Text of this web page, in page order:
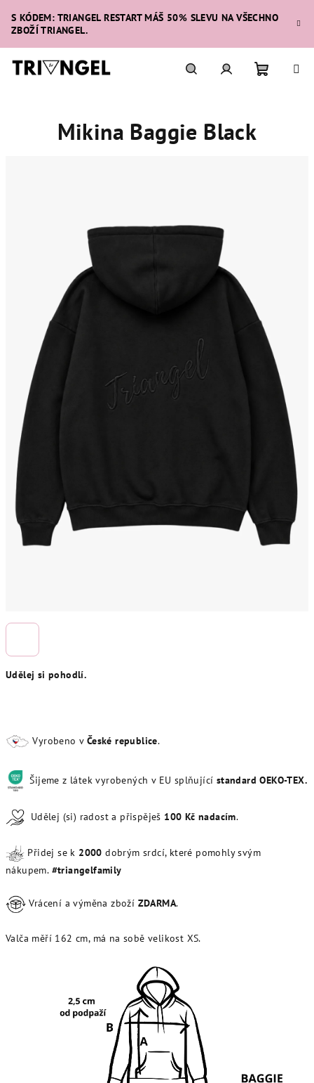
obsah
S KÓDEM: TRIANGEL RESTART MÁŠ 50% SLEVU NA VŠECHNO
ZBOŽÍ TRIANGEL.
Udělej si pohodlí.
Vyrobeno v České republice.
Šijeme z látek vyrobených v EU splňující standard OEKO-TEX.
Udělej (si) radost a přispěješ 100 Kč nadacím.
Přidej se k 2000dobrým srdcí, které pomohly svým
nákupem. #triangelfamily
Vrácení a výměna zboží ZDARMA.
Valča měří 162 cm, má na sobě velikost XS.
Mikina Baggie Black